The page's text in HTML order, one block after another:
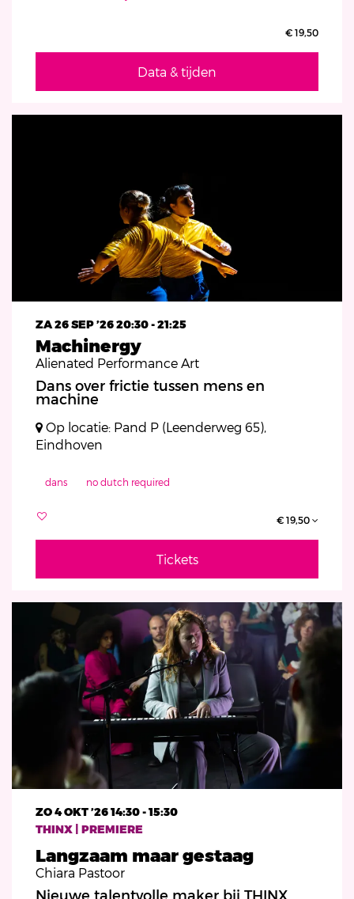
€ 19,50
Data & tijden
Machinergy
Alienated Performance Art
ZA 26 SEP ’2620:30 - 21:25
Dans over frictie tussen mens en
machine
Op locatie: Pand P (Leenderweg 65),
Eindhoven
dans no dutch required
€ 19,50
Tickets
Langzaam maar gestaag
Chiara Pastoor
THINX | PREMIERE
ZO 4 OKT ’2614:30 - 15:30
Nieuwe talentvolle maker bij THINX